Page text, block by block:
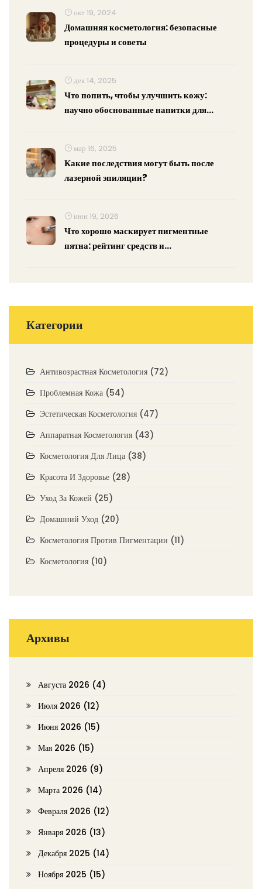
окт 19, 2024
Домашняя косметология: безопасные
процедуры и советы
дек 14, 2025
Что попить, чтобы улучшить кожу:
научно обоснованные напитки для
мар 16, 2025
Какие последствия могут быть после
лазерной эпиляции?
июн 19, 2026
Что хорошо маскирует пигментные
пятна: рейтинг средств и
Категории
Антивозрастная Косметология (72)
Проблемная Кожа (54)
Эстетическая Косметология (47)
Аппаратная Косметология (43)
Косметология Для Лица (38)
Красота И Здоровье (28)
Уход За Кожей (25)
Домашний Уход (20)
Косметология Против Пигментации (11)
Косметология (10)
Архивы
Августа 2026 (4)
Июля 2026 (12)
Июня 2026 (15)
Мая 2026 (15)
Апреля 2026 (9)
Марта 2026 (14)
Февраля 2026 (12)
Января 2026 (13)
Декабря 2025 (14)
Ноября 2025 (15)